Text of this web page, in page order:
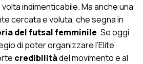
volta indimenticabile. Ma anche una
cercata e voluta, che segna in
del futsal femminile. Se oggi
di poter organizzare l’Elite
credibilitàdel movimento e al